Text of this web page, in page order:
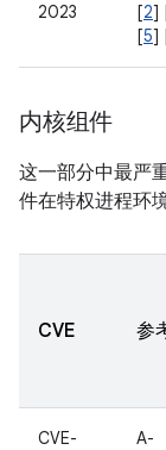
2023 [2]
[5]
内核组件
这一部分中最严
件在特权进程环
CVE 参
CVE-
A-